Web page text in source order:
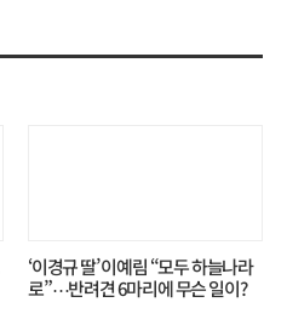
‘이경규 딸’ 이예림 “모두 하늘나라
로”⋯반려견 6마리에 무슨 일이?